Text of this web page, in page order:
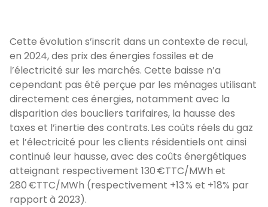
Cette évolution s’inscrit dans un contexte de recul,
en 2024, des prix des énergies fossiles et de
l’électricité sur les marchés. Cette baisse n’a
cependant pas été perçue par les ménages utilisant
directement ces énergies, notamment avec la
disparition des boucliers tarifaires, la hausse des
taxes et l’inertie des contrats. Les coûts réels du gaz
et l’électricité pour les clients résidentiels ont ainsi
continué leur hausse, avec des coûts énergétiques
atteignant respectivement 130 €TTC/MWh et
280 €TTC/MWh (respectivement +13 % et +18% par
rapport à 2023).